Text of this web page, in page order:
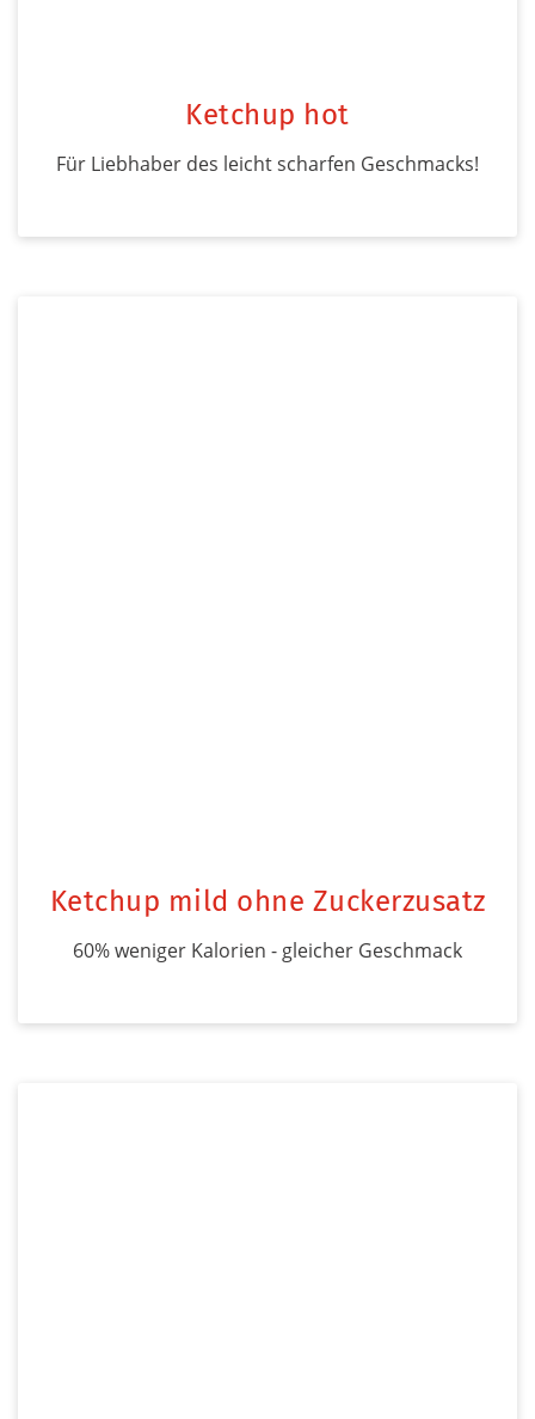
Ketchup hot
Für Liebhaber des leicht scharfen Geschmacks!
Ketchup mild ohne Zuckerzusatz
60% weniger Kalorien - gleicher Geschmack